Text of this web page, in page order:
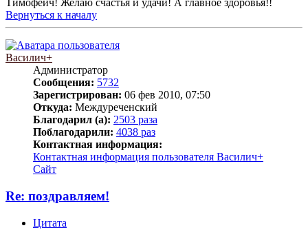
Тимофеич! Желаю счастья и удачи! А главное здоровья!!
Вернуться к началу
Василич+
Администратор
Сообщения: 5732
Зарегистрирован: 06 фев 2010, 07:50
Откуда: Междуреченский
Благодарил (а): 2503 раза
Поблагодарили: 4038 раз
Контактная информация:
Контактная информация пользователя Василич+
Сайт
Re: поздравляем!
Цитата